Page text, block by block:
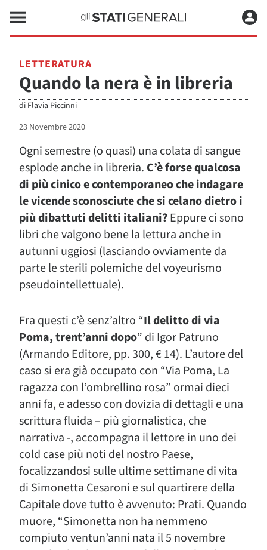
LETTERATURA
Quando la nera è in libreria
di Flavia Piccinni
23 Novembre 2020
Ogni semestre (o quasi) una colata di sangue
esplode anche in libreria. C’è forse qualcosa
di più cinico e contemporaneo che indagare
le vicende sconosciute che si celano dietro i
più dibattuti delitti italiani?Eppure ci sono
libri che valgono bene la lettura anche in
autunni uggiosi (lasciando ovviamente da
parte le sterili polemiche del voyeurismo
pseudointellettuale).
Fra questi c’è senz’altro “Il delitto di via
Poma, trent’anni dopo” di Igor Patruno
(Armando Editore, pp. 300, € 14). L’autore del
caso si era già occupato con “Via Poma, La
ragazza con l’ombrellino rosa” ormai dieci
anni fa, e adesso con dovizia di dettagli e una
scrittura fluida – più giornalistica, che
narrativa -, accompagna il lettore in uno dei
cold case più noti del nostro Paese,
focalizzandosi sulle ultime settimane di vita
di Simonetta Cesaroni e sul quartirere della
Capitale dove tutto è avvenuto: Prati. Quando
muore, “Simonetta non ha nemmeno
compiuto ventun’anni nata il 5 novembre